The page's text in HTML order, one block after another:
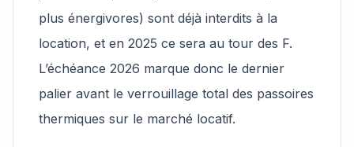
plus énergivores) sont déjà interdits à la
location, et en 2025 ce sera au tour des F.
L’échéance 2026 marque donc le dernier
palier avant le verrouillage total des passoires
thermiques sur le marché locatif.